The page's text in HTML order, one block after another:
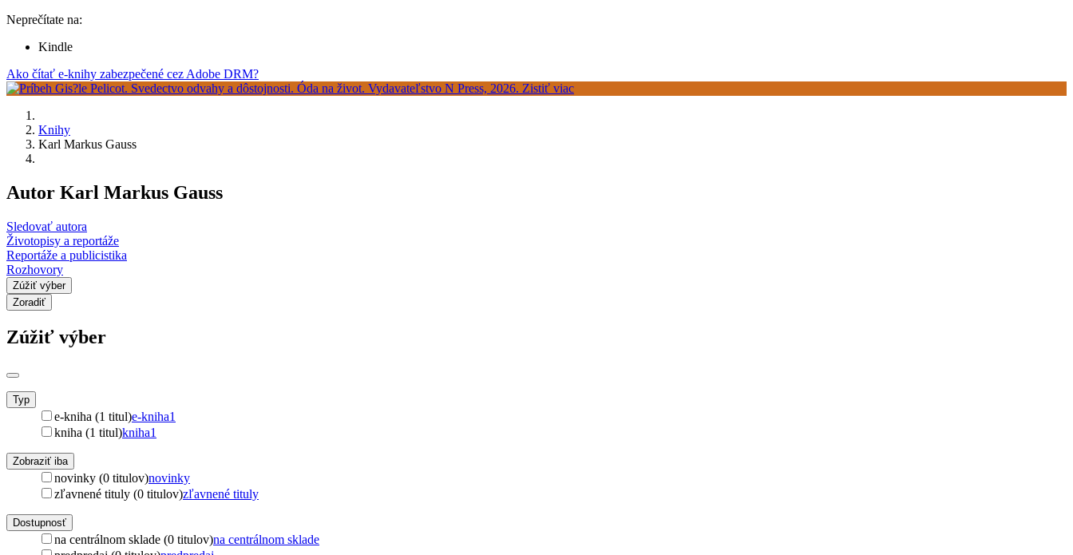
Neprečítate na:
Kindle
Ako čítať e-knihy zabezpečené cez Adobe DRM?
Knihy
Karl Markus Gauss
Autor Karl Markus Gauss
Sledovať autora
Životopisy a reportáže
Reportáže a publicistika
Rozhovory
Zúžiť výber
Zoradiť
Zúžiť výber
Typ
e-kniha (1 titul)e-kniha1
kniha (1 titul)kniha1
Zobraziť iba
novinky (0 titulov)novinky
zľavnené tituly (0 titulov)zľavnené tituly
Dostupnosť
na centrálnom sklade (0 titulov)na centrálnom sklade